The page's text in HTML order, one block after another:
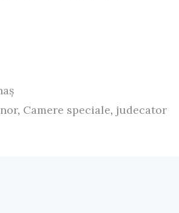
, Camere speciale, judecator